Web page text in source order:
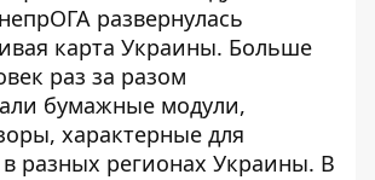
развернулась
карта Украины. Больше
раз за разом
бумажные модули,
характерные для
разных регионах Украины. В